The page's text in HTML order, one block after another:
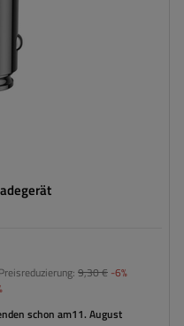
9,30 € -6%
schon am11. August